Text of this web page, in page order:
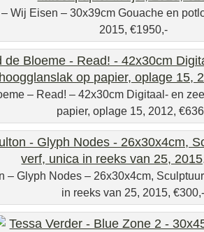
Wij Eisen – 30x39cm Gouache en
2015, €1950,-
– Read! – 42x30cm Digitaal- en
papier, oplage 15, 2012,
– Glyph Nodes – 26x30x4cm,
in reeks van 25, 2015,